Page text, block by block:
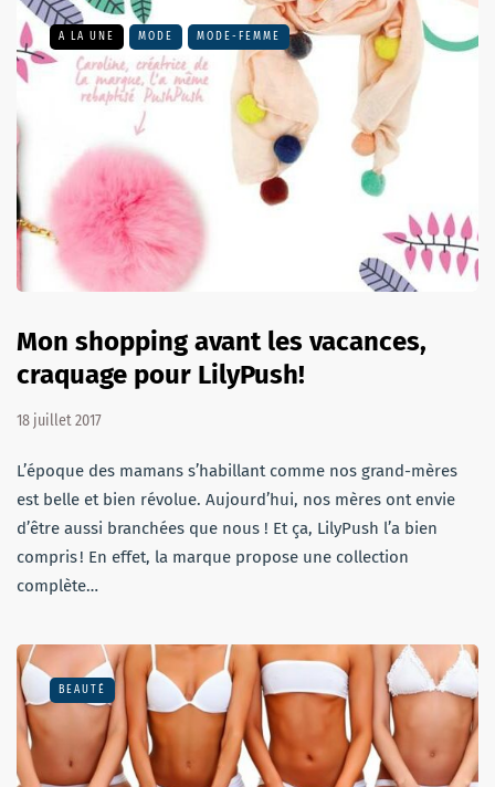
A LA UNE MODE MODE-FEMME
Mon shopping avant les vacances,
craquage pour LilyPush!
18 juillet 2017
L’époque des mamans s’habillant comme nos grand-mères
est belle et bien révo­lue. Aujourd’­hui, nos mères ont envie
d’être aussi bran­chées que nous ! Et ça, LilyPush l’a bien
compris ! En effet, la marque propose une collec­tion
complète…
BEAUTÉ